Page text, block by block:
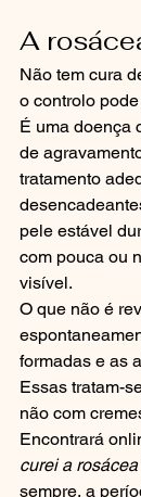
A
Não tem cura
o controlo
É uma doença
de
tratamento
pele estável
com pouca ou
visível.
O que não é
formadas e as
Essas tratam-
não com
Encontrará
curei a
sempre, a